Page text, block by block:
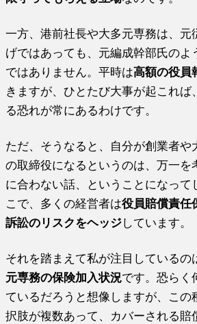
一方、港前社長や大多元専務は、元
げではあっても、元編成幹部氏のよ
ではありません。平時は高額の役員
きますが、ひとたび大事が起これば
る恐れが常にあるわけです。
ただ、そうなると、自分が創業者や
の取締役になるというのは、万一を
に合わない話、ということになって
こで、多くの経営者は役員賠償責任
訴訟のリスクをヘッジしています。
それを踏まえて私が注目しているの
元専務の保険加入状況です。恐らく
ているだろうと想像しますが、この
択肢が複数あって、カバーされる賠